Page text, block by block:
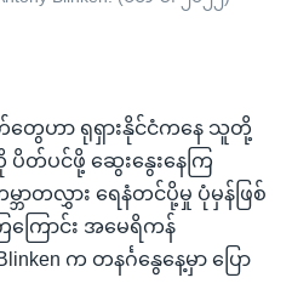
တွေဟာ ရုရှားနိုင်ငံကနေ သူတို့
တ်ပင်ဖို့ ဆွေးနွေးနေကြ
ဘာတလွှား ရေနံတင်ပို့မှု ပုံမှန်ဖြစ်
ြောင်း အမေရိကန်
က တနင်္ဂနွေနေ့မှာ ပြော